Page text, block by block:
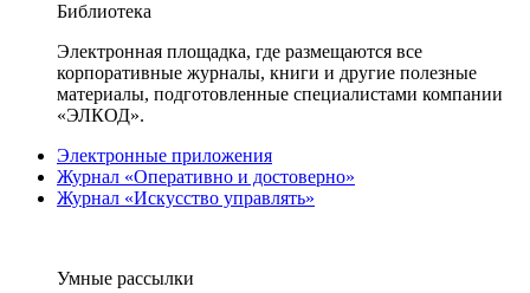
Библиотека
Электронная площадка, где размещаются все
корпоративные журналы, книги и другие полезные
материалы, подготовленные специалистами компании
«ЭЛКОД».
Электронные приложения
Журнал «Оперативно и достоверно»
Журнал «Искусство управлять»
Умные рассылки